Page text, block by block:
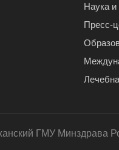
Наука и
Пресс-
ГМУ Минздрава